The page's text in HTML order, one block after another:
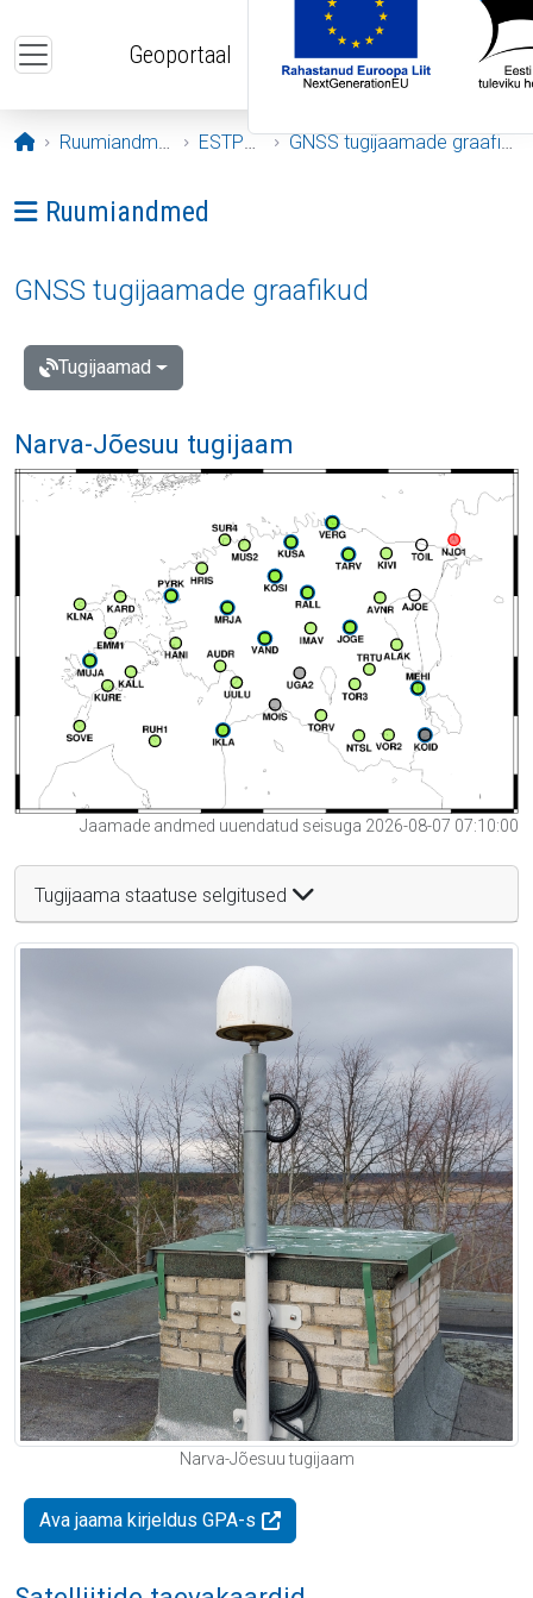
Geoportaal
Avaleht
Ruumiandmed ESTPOS GNSS tugijaamade graafikud
Ava menüü: Ruumiandmed
Ruumiandmed
GNSS tugijaamade graafikud
Tugijaamad
Narva-Jõesuu tugijaam
Jaamade andmed uuendatud seisuga 2026-08-07 07:10:00
Tugijaama staatuse selgitused
Narva-Jõesuu tugijaam
Ava jaama kirjeldus GPA-s